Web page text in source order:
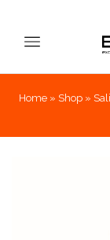
Home» Shop»